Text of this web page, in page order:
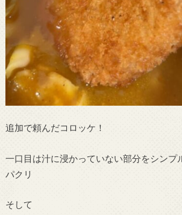
追加で頼んだコロッケ！
一口目は汁に浸かっていない部分をシンプ
パクリ
そして